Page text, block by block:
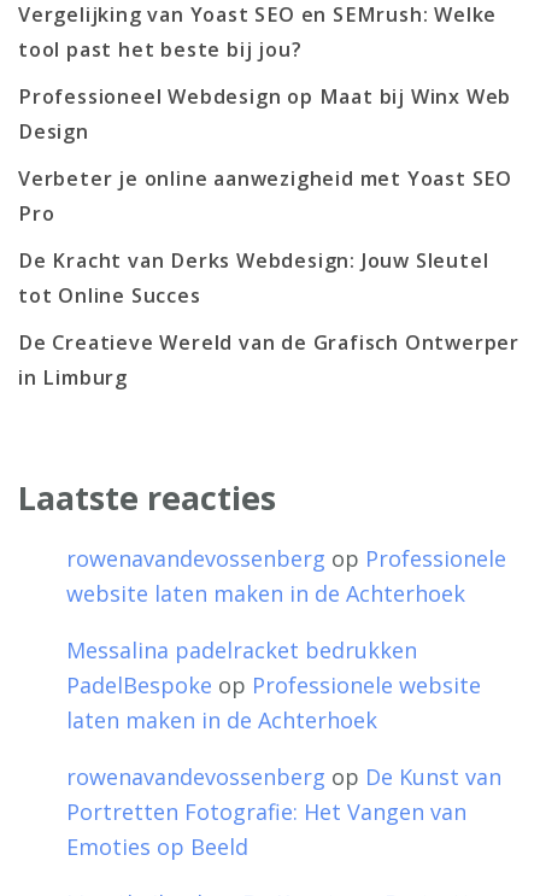
Vergelijking van Yoast SEO en SEMrush: Welke
tool past het beste bij jou?
Professioneel Webdesign op Maat bij Winx Web
Design
Verbeter je online aanwezigheid met Yoast SEO
Pro
De Kracht van Derks Webdesign: Jouw Sleutel
tot Online Succes
De Creatieve Wereld van de Grafisch Ontwerper
in Limburg
Laatste reacties
rowenavandevossenberg op Professionele
website laten maken in de Achterhoek
Messalina padelracket bedrukken
PadelBespoke op Professionele website
laten maken in de Achterhoek
rowenavandevossenberg op De Kunst van
Portretten Fotografie: Het Vangen van
Emoties op Beeld